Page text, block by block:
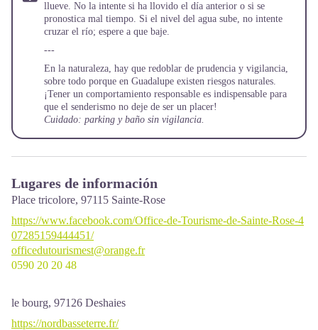
llueve. No la intente si ha llovido el día anterior o si se
pronostica mal tiempo. Si el nivel del agua sube, no intente
cruzar el río; espere a que baje.
---
En la naturaleza, hay que redoblar de prudencia y vigilancia,
sobre todo porque en Guadalupe existen riesgos naturales.
¡Tener un comportamiento responsable es indispensable para
que el senderismo no deje de ser un placer!
Cuidado: parking y baño sin vigilancia.
Lugares de información
Place tricolore, 97115 Sainte-Rose
https://www.facebook.com/Office-de-Tourisme-de-Sainte-Rose-4
07285159444451/
officedutourismest@orange.fr
0590 20 20 48
le bourg, 97126 Deshaies
https://nordbasseterre.fr/